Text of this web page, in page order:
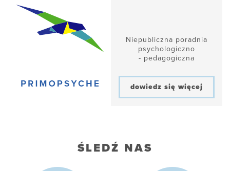
Niepubliczna poradnia
psychologiczno
- pedagogiczna
dowiedz się więcej
ŚLEDŹ NAS